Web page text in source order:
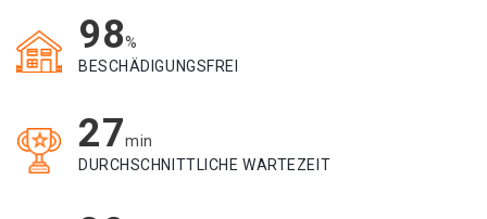
98%
BESCHÄDIGUNGSFREI
27min
DURCHSCHNITTLICHE WARTEZEIT